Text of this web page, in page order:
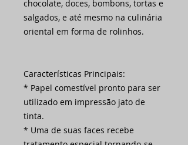
chocolate, doces, bombons, tortas e
salgados, e até mesmo na culinária
oriental em forma de rolinhos.
Características Principais:
* Papel comestível pronto para ser
utilizado em impressão jato de
tinta.
* Uma de suas faces recebe